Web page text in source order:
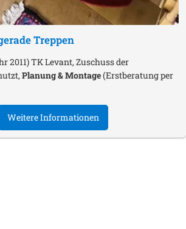
Treppen
2011) TK Levant, Zuschuss der
Planung & Montage(Erstberatung per
Weitere Informationen